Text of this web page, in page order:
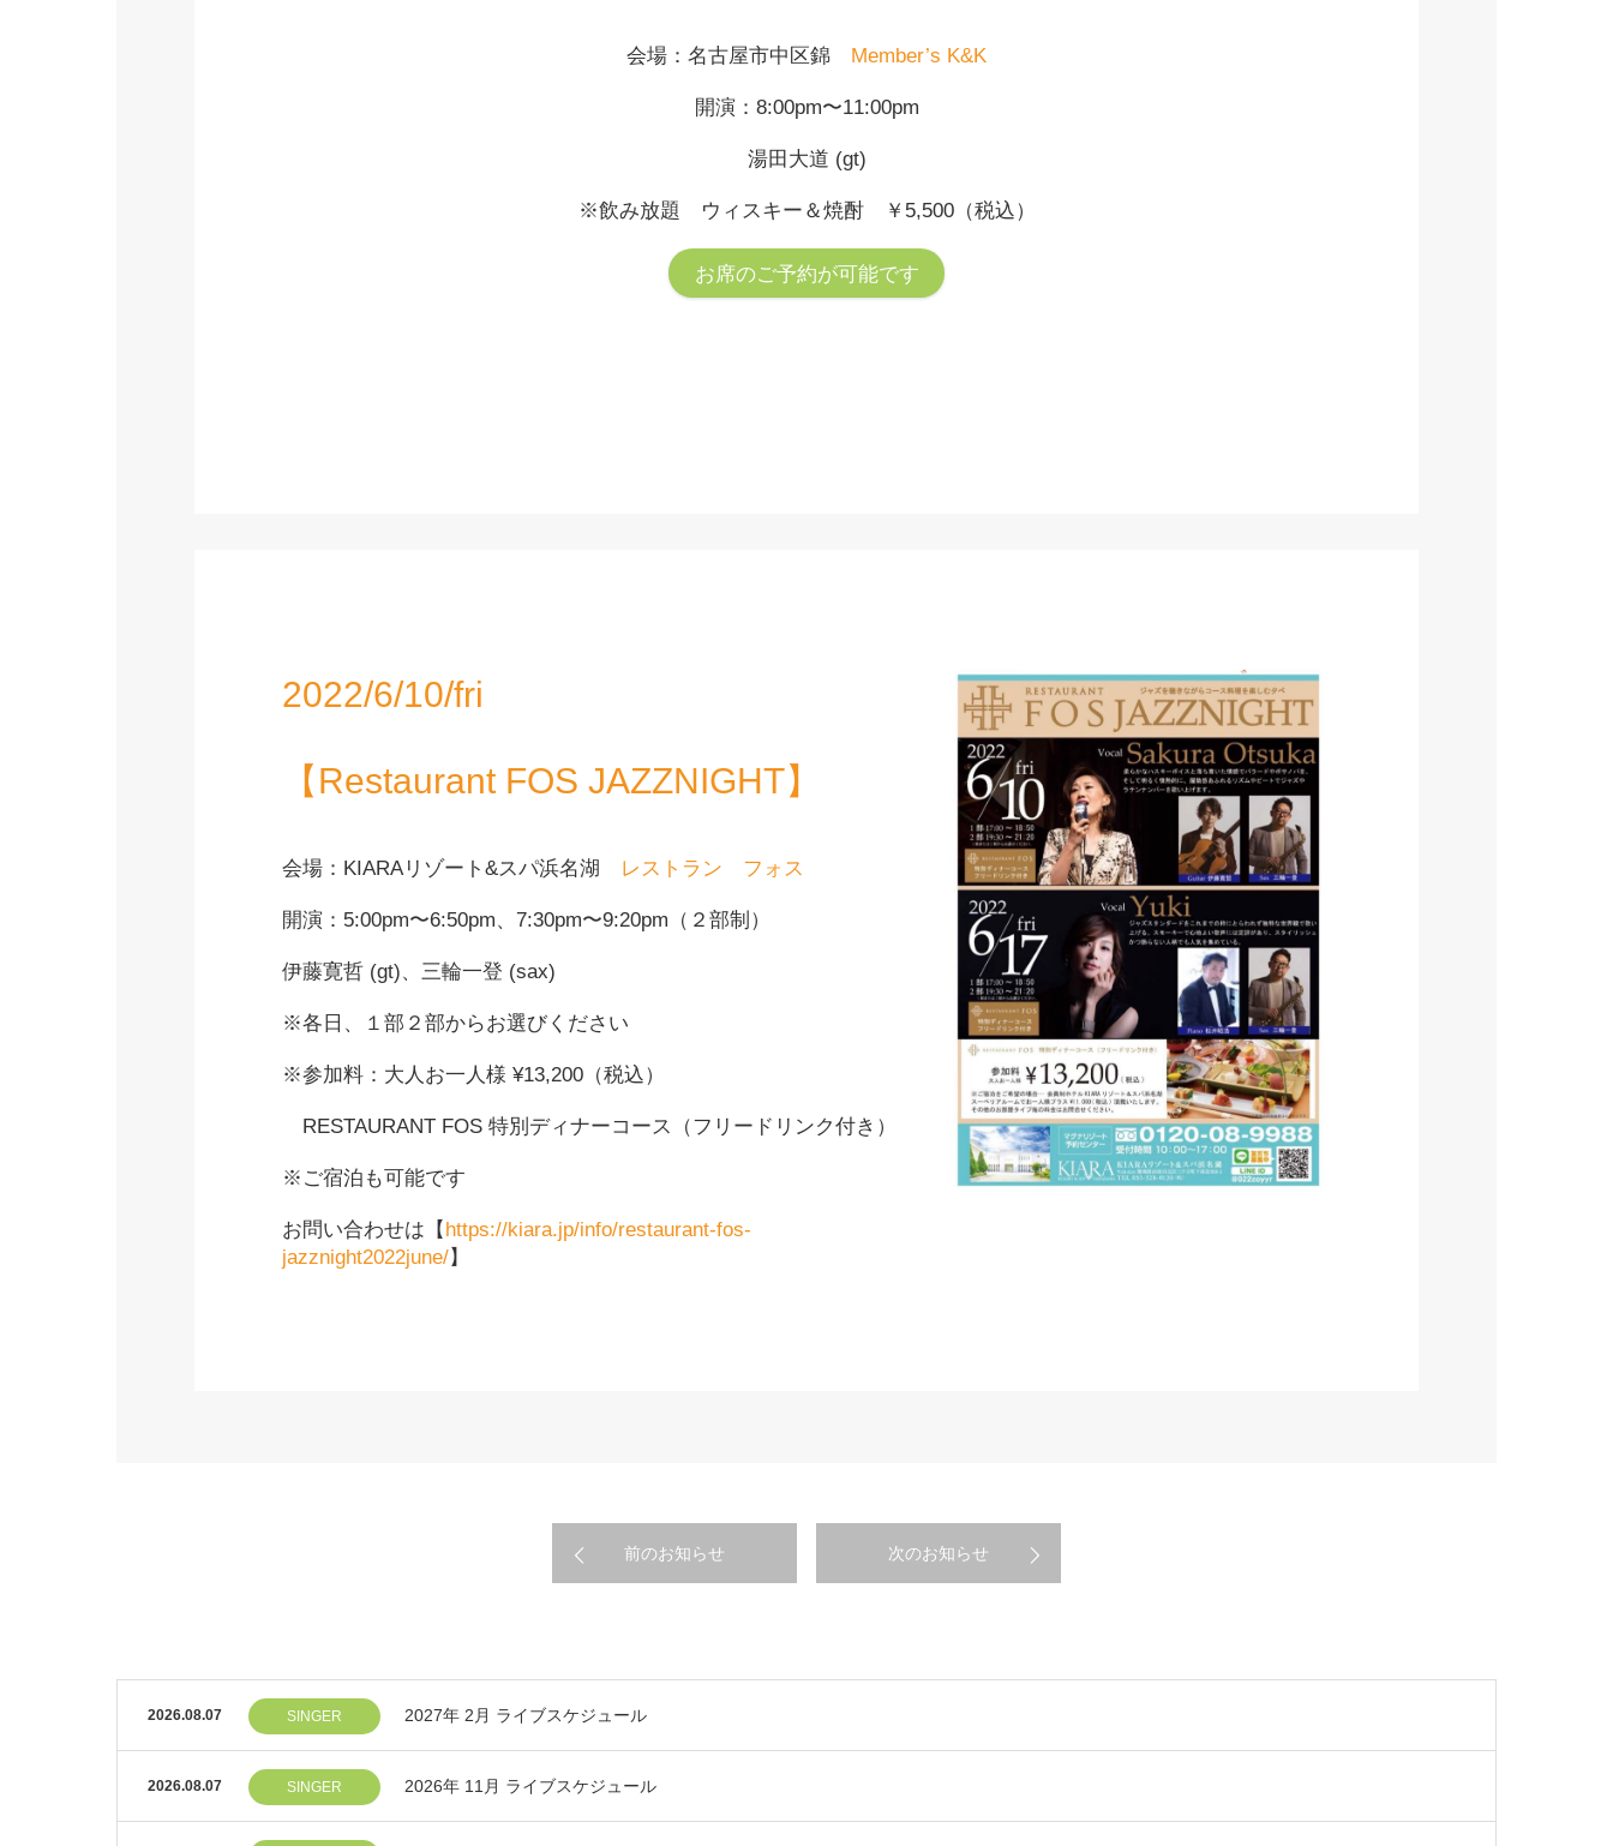
会場：名古屋市中区錦 Member’s K&K
開演：8:00pm〜11:00pm
湯田大道 (gt)
※飲み放題 ウィスキー＆焼酎 ￥5,500（税込）
お席のご予約が可能です
2022/6/10/fri
【Restaurant FOS JAZZNIGHT】
会場：KIARAリゾート&スパ浜名湖 レストラン フォス
開演：5:00pm〜6:50pm、7:30pm〜9:20pm（２部制）
伊藤寛哲 (gt)、三輪一登 (sax)
※各日、１部２部からお選びください
※参加料：大人お一人様 ¥13,200（税込）
RESTAURANT FOS 特別ディナーコース（フリードリンク付き）
※ご宿泊も可能です
お問い合わせは【 https://kiara.jp/info/restaurant-fos-
jazznight2022june/】
前のお知らせ 次のお知らせ
2026.08.07 SINGER 2027年 2月 ライブスケジュール
2026.08.07 SINGER 2026年 11月 ライブスケジュール